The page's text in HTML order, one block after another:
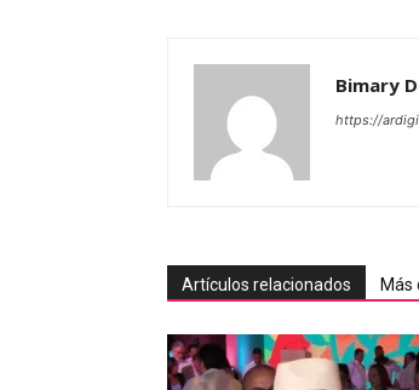
Bimary
https://
Artículos relacionados Más